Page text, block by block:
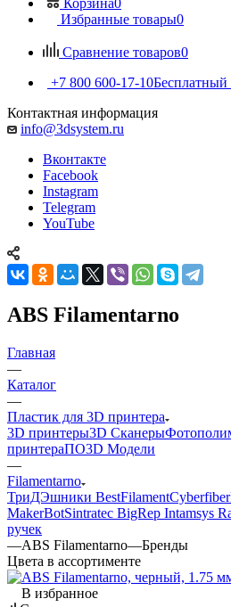
Корзина0
Избранные товары0
Сравнение товаров0
+7 800 600-17-10Бесплатный
Контактная информация
info@3dsystem.ru
Вконтакте
Facebook
Instagram
Telegram
YouTube
ABS Filamentarno
Главная
—
Каталог
—
Пластик для 3D принтера
3D принтеры3D Сканеры
принтераПО3D Модели
—
Filamentarno
ТриДЭшники BestFilamentCyberfiber
MakerBotSintratec BigRep Intamsys
ручек
—ABS Filamentarno—Бренды
Цвета в ассортименте
В избранное